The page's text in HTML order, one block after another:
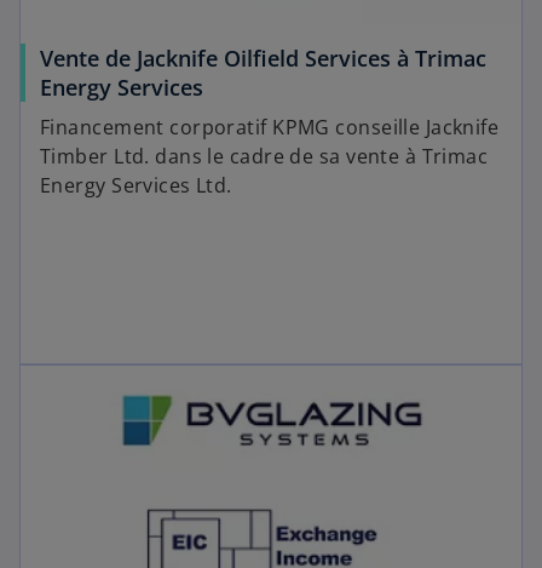
Vente de Jacknife Oilfield Services à Trimac
Energy Services
Financement corporatif KPMG conseille Jacknife
Timber Ltd. dans le cadre de sa vente à Trimac
Energy Services Ltd.